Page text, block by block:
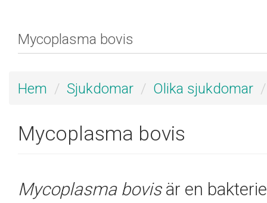
Hem Sjukdomar Olika sjukdomar
Mycoplasma bovis
Mycoplasma bovisär en